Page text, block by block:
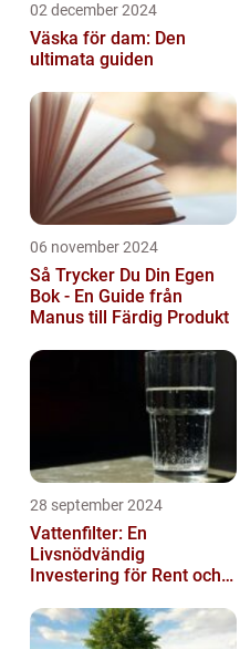
02 december 2024
Väska för dam: Den
ultimata guiden
06 november 2024
Så Trycker Du Din Egen
Bok - En Guide från
Manus till Färdig Produkt
28 september 2024
Vattenfilter: En
Livsnödvändig
Investering för Rent och